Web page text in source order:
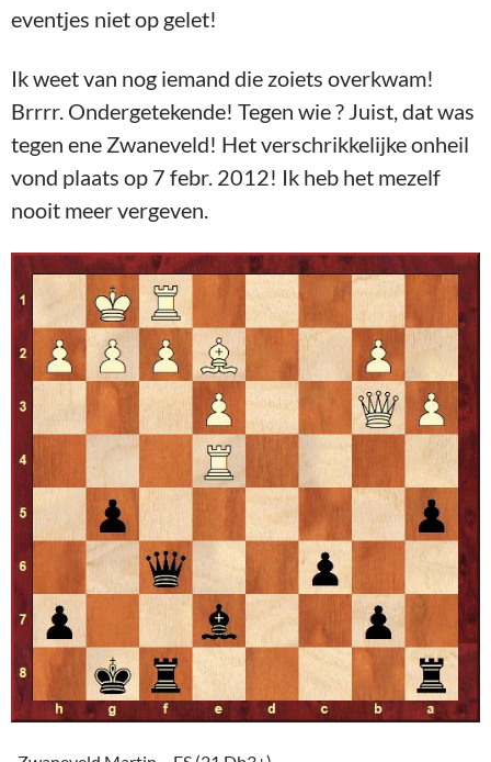
eventjes niet op gelet!
Ik weet van nog iemand die zoiets overkwam!
Brrrr. Ondergetekende! Tegen wie ? Juist, dat was
tegen ene Zwaneveld! Het verschrikkelijke onheil
vond plaats op 7 febr. 2012! Ik heb het mezelf
nooit meer vergeven.